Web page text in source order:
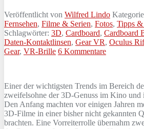
Veröffentlicht von Wilfred Lindo
Fernsehen, Filme & Serien, Fotos, Tipps &
Schlagwörter: 3D, Cardboard, Cardboard
Daten-Kontaktlinsen, Gear VR, Oculus
Gear, VR-Brille 6 Kommentare
Einer der wichtigsten Trends im Bereich
zweifelsohne der 3D-Genuss im Kino und
Den Anfang machten vor einigen Jahren
3D-Filme in einer bisher nicht gekannten
brachten. Eine Vorreiterrolle übernahm